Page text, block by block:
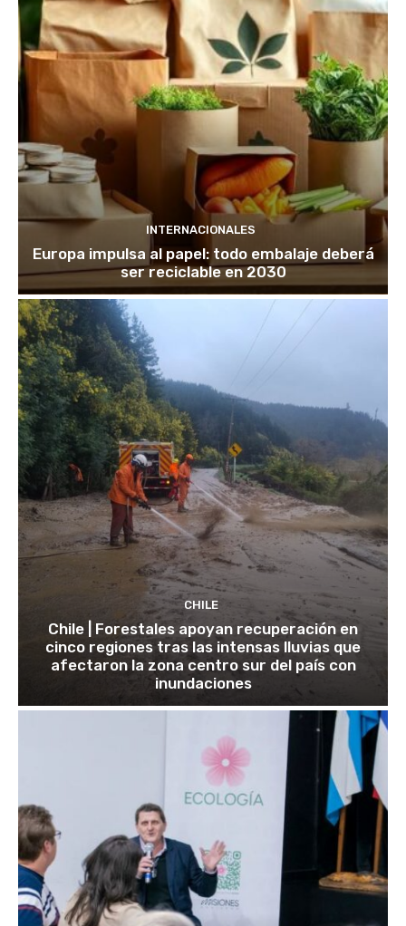
INTERNACIONALES
Europa impulsa al papel: todo embalaje deberá
ser reciclable en 2030
CHILE
Chile | Forestales apoyan recuperación en
cinco regiones tras las intensas lluvias que
afectaron la zona centro sur del país con
inundaciones